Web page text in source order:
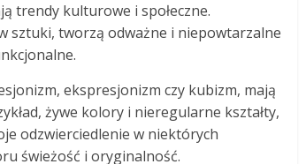
trendy kulturowe i społeczne.
sztuki, tworzą odważne i niepowtarzalne
ekspresjonizm czy kubizm, mają
żywe kolory i nieregularne kształty,
odzwierciedlenie w niektórych
świeżość i oryginalność.